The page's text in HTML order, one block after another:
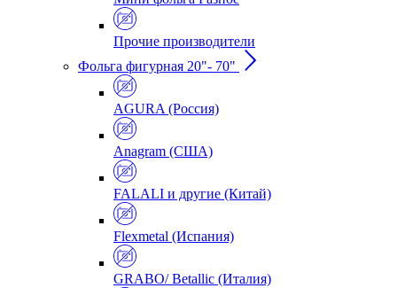
Прочие производители
Фольга фигурная 20"- 70"
AGURA (Россия)
Anagram (США)
FALALI и другие (Китай)
Flexmetal (Испания)
GRABO/ Betallic (Италия)